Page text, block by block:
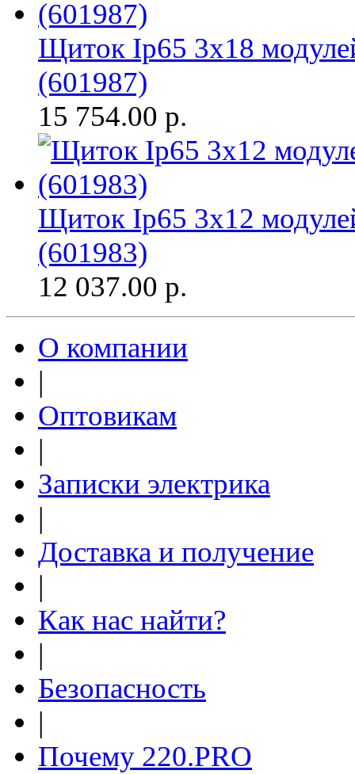
Щиток Ip65 3x18
(601987)
15 754.00 р.
Щиток Ip65 3x12
(601983)
12 037.00 р.
О компании
|
Оптовикам
|
Записки электрика
|
Доставка и получение
|
Как нас найти?
|
Безопасность
|
Почему 220.PRO